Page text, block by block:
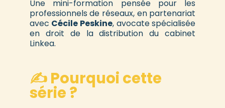
Une mini-formation pensée pour les
professionnels de réseaux, en partenariat
avec Cécile Peskine, avocate spécialisée
en droit de la distribution du cabinet
Linkea.
✍️ Pourquoi cette
série ?